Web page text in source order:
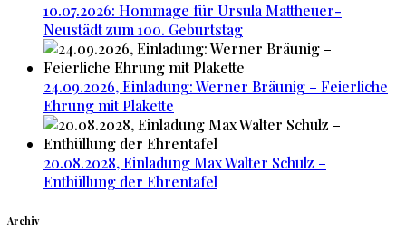
10.07.2026: Hommage für Ursula Mattheuer-
Neustädt zum 100. Geburtstag
24.09.2026, Einladung: Werner Bräunig – Feierliche
Ehrung mit Plakette
20.08.2028, Einladung Max Walter Schulz –
Enthüllung der Ehrentafel
Archiv